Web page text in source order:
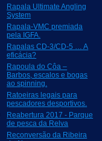
Rapala Ultimate Angling
System
Rapala-VMC premiada
pela IGFA.
Rapalas CD-3/CD-5 … A
eficácia?
Rapoula do Côa –
Barbos, escalos e bogas
ao spinning.
Ratoeiras legais para
pescadores desportivos.
Reabertura 2017 - Parque
de pesca da Relva
Reconversão da Ribeira